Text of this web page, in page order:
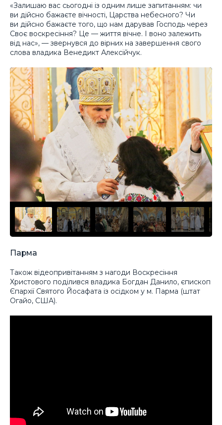
«Залишаю вас сьогодні із одним лише запитанням: чи
ви дійсно бажаєте вічності, Царства небесного? Чи
ви дійсно бажаєте того, що нам дарував Господь через
Своє воскресіння? Це — життя вічне. І воно залежить
від нас», — звернувся до вірних на завершення свого
слова владика Венедикт Алексійчук.
Парма
Також відеопривітанням з нагоди Воскресіння
Христового поділився владика Богдан Данило, єпископ
Єпархії Святого Йосафата із осідком у м. Парма (штат
Огайо, США).